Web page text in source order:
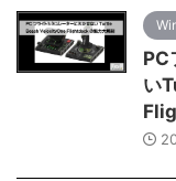
PC
い